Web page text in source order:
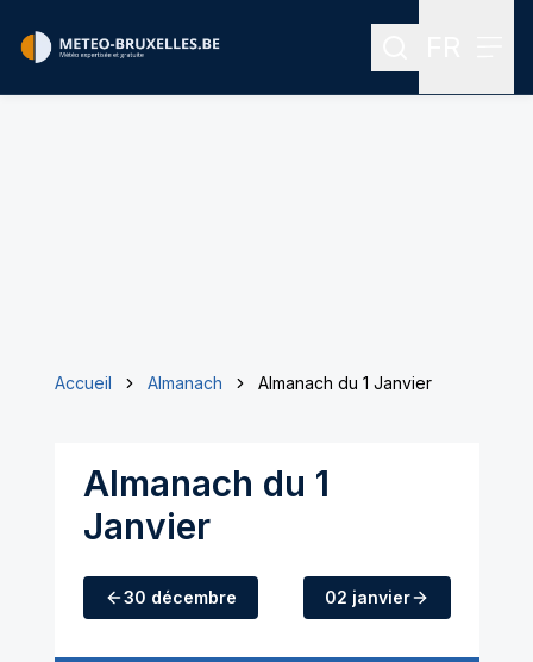
Rechercher
Accueil Almanach Almanach du 1 Janvier
Almanach du 1
Janvier
30 décembre 02 janvier